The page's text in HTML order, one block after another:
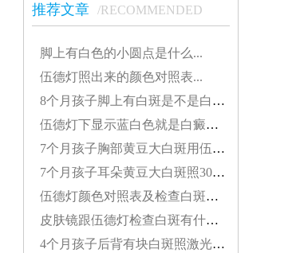
推荐文章 /RECOMMENDED
脚上有白色的小圆点是什么...
伍德灯照出来的颜色对照表...
8个月孩子脚上有白斑是不是白癜风怎么治疗好...
伍德灯下显示蓝白色就是白癜风吗...
7个月孩子胸部黄豆大白斑用伍德灯能检查出来吗...
7个月孩子耳朵黄豆大白斑照308激光发红对患处好不好...
伍德灯颜色对照表及检查白斑准确性探讨...
皮肤镜跟伍德灯检查白斑有什么差别...
4个月孩子后背有块白斑照激光多久能看到效果...